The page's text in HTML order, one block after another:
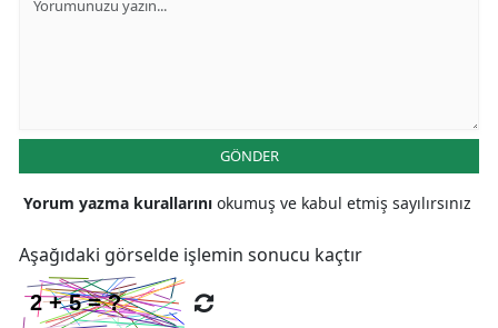
GÖNDER
Yorum yazma kurallarını okumuş ve kabul etmiş sayılırsınız
Aşağıdaki görselde işlemin sonucu kaçtır